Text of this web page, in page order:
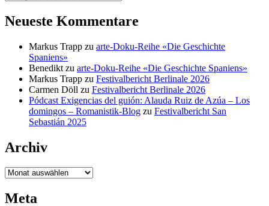
Neueste Kommentare
Markus Trapp zu arte-Doku-Reihe «Die Geschichte
Spaniens»
Benedikt zu arte-Doku-Reihe «Die Geschichte Spaniens»
Markus Trapp zu Festivalbericht Berlinale 2026
Carmen Döll zu Festivalbericht Berlinale 2026
Pódcast Exigencias del guión: Alauda Ruiz de Azúa – Los
domingos – Romanistik-Blog zu Festivalbericht San
Sebastián 2025
Archiv
Archiv
Meta